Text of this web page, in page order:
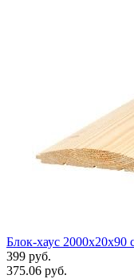
Блок-хаус
399 руб.
375.06 руб.